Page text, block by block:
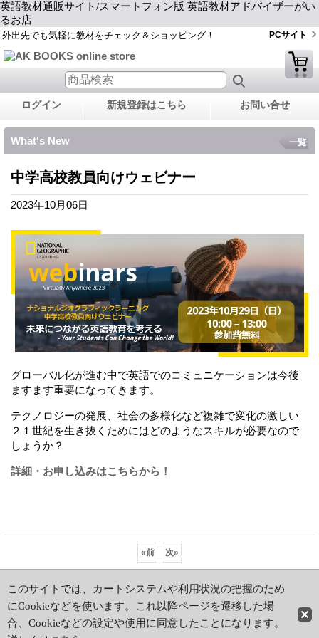
英語教材通販サイト/スマートフォン版 英語教材アドバイザーがい
るお店
外出先でも気軽に教材をチェック＆ショッピング！ PCサイト
ログイン 新規登録はこちら お問い合せ
What's New 一覧
中学高校教員向けウェビナー
2023年10月06日
グローバル化が進む中で英語でのコミュニケーションは今後
ますます重要になってきます。
テクノロジーの発展、社会の多様化など複雑で変化の激しい
２１世紀を生き抜くためにはどのようなスキルが必要なので
しょうか？
詳細・お申し込みはこちらから！
«前 次»
ホーム | ショッピングカート
特定商取引法表示 | 初めての方はこちら
PCサイト
このサイトでは、カートシステムや利用状況の把握のため
にCookieなどを使います。これ以降ページを遷移した場
合、Cookieなどの設定や使用に同意したことになります。